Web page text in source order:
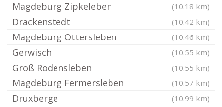
Magdeburg Zipkeleben (10.18 km)
Drackenstedt (10.42 km)
Magdeburg Ottersleben (10.46 km)
Gerwisch (10.55 km)
Groß Rodensleben (10.55 km)
Magdeburg Fermersleben (10.57 km)
Druxberge (10.99 km)